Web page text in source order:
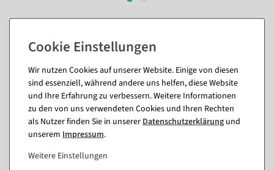
Passende Artikel zu diesem Produkt
(8)
%
Wir nutzen Cookies auf unserer Website. Einige von diesen
sind essenziell, während andere uns helfen, diese Website
und Ihre Erfahrung zu verbessern. Weitere Informationen
zu den von uns verwendeten Cookies und Ihren Rechten
als Nutzer finden Sie in unsererDaten­schutz­erklärung und
unserem Impressum.
Weitere Einstellungen